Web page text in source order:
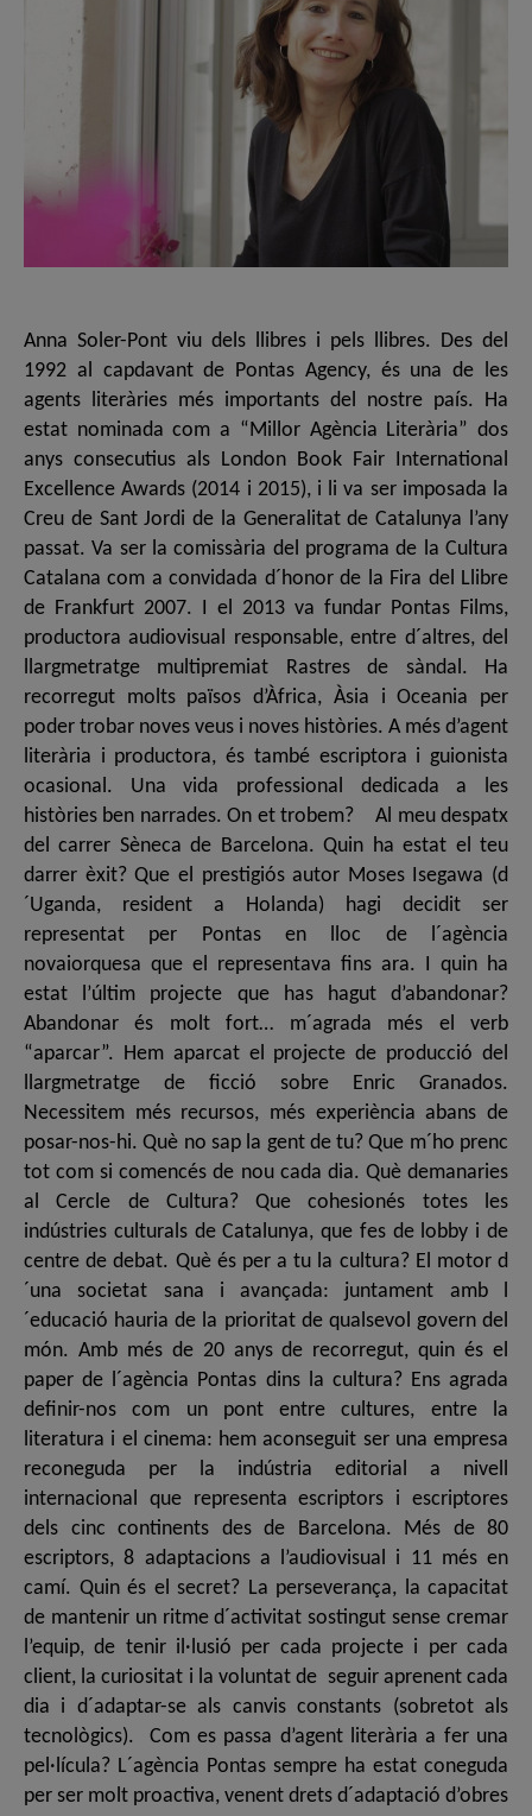
Anna Soler-Pont viu dels llibres i pels llibres. Des del
1992 al capdavant de Pontas Agency, és una de les
agents literàries més importants del nostre país. Ha
estat nominada com a “Millor Agència Literària” dos
anys consecutius als London Book Fair International
Excellence Awards (2014 i 2015), i li va ser imposada la
Creu de Sant Jordi de la Generalitat de Catalunya l’any
passat. Va ser la comissària del programa de la Cultura
Catalana com a convidada d´honor de la Fira del Llibre
de Frankfurt 2007. I el 2013 va fundar Pontas Films,
productora audiovisual responsable, entre d´altres, del
llargmetratge multipremiat Rastres de sàndal. Ha
recorregut molts països d’Àfrica, Àsia i Oceania per
poder trobar noves veus i noves històries. A més d’agent
literària i productora, és també escriptora i guionista
ocasional. Una vida professional dedicada a les
històries ben narrades. On et trobem? Al meu despatx
del carrer Sèneca de Barcelona. Quin ha estat el teu
darrer èxit? Que el prestigiós autor Moses Isegawa (d
´Uganda, resident a Holanda) hagi decidit ser
representat per Pontas en lloc de l´agència
novaiorquesa que el representava fins ara. I quin ha
estat l’últim projecte que has hagut d’abandonar?
Abandonar és molt fort… m´agrada més el verb
“aparcar”. Hem aparcat el projecte de producció del
llargmetratge de ficció sobre Enric Granados.
Necessitem més recursos, més experiència abans de
posar-nos-hi. Què no sap la gent de tu? Que m´ho prenc
tot com si comencés de nou cada dia. Què demanaries
al Cercle de Cultura? Que cohesionés totes les
indústries culturals de Catalunya, que fes de lobby i de
centre de debat. Què és per a tu la cultura? El motor d
´una societat sana i avançada: juntament amb l
´educació hauria de la prioritat de qualsevol govern del
món. Amb més de 20 anys de recorregut, quin és el
paper de l´agència Pontas dins la cultura? Ens agrada
definir-nos com un pont entre cultures, entre la
literatura i el cinema: hem aconseguit ser una empresa
reconeguda per la indústria editorial a nivell
internacional que representa escriptors i escriptores
dels cinc continents des de Barcelona. Més de 80
escriptors, 8 adaptacions a l’audiovisual i 11 més en
camí. Quin és el secret? La perseverança, la capacitat
de mantenir un ritme d´activitat sostingut sense cremar
l’equip, de tenir il·lusió per cada projecte i per cada
client, la curiositat i la voluntat de seguir aprenent cada
dia i d´adaptar-se als canvis constants (sobretot als
tecnològics). Com es passa d’agent literària a fer una
pel·lícula? L´agència Pontas sempre ha estat coneguda
per ser molt proactiva, venent drets d´adaptació d’obres